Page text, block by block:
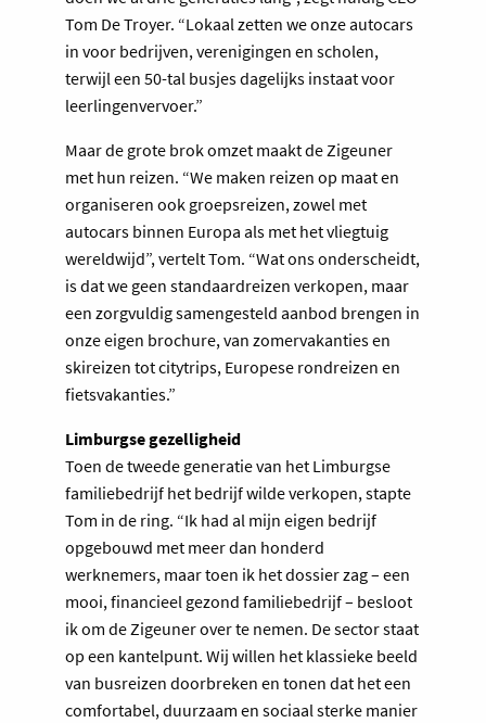
Tom De Troyer. “Lokaal zetten we onze autocars
in voor bedrijven, verenigingen en scholen,
terwijl een 50-tal busjes dagelijks instaat voor
leerlingenvervoer.”
Maar de grote brok omzet maakt de Zigeuner
met hun reizen. “We maken reizen op maat en
organiseren ook groepsreizen, zowel met
autocars binnen Europa als met het vliegtuig
wereldwijd”, vertelt Tom. “Wat ons onderscheidt,
is dat we geen standaardreizen verkopen, maar
een zorgvuldig samengesteld aanbod brengen in
onze eigen brochure, van zomervakanties en
skireizen tot citytrips, Europese rondreizen en
fietsvakanties.”
Limburgse gezelligheid
Toen de tweede generatie van het Limburgse
familiebedrijf het bedrijf wilde verkopen, stapte
Tom in de ring. “Ik had al mijn eigen bedrijf
opgebouwd met meer dan honderd
werknemers, maar toen ik het dossier zag – een
mooi, financieel gezond familiebedrijf – besloot
ik om de Zigeuner over te nemen. De sector staat
op een kantelpunt. Wij willen het klassieke beeld
van busreizen doorbreken en tonen dat het een
comfortabel, duurzaam en sociaal sterke manier